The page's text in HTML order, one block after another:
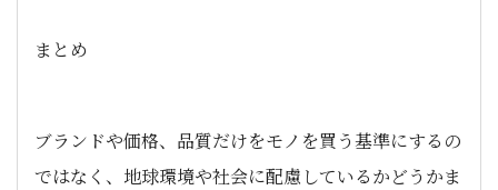
まとめ
ブランドや価格、品質だけをモノを買う基準にするの
ではなく、地球環境や社会に配慮しているかどうかま